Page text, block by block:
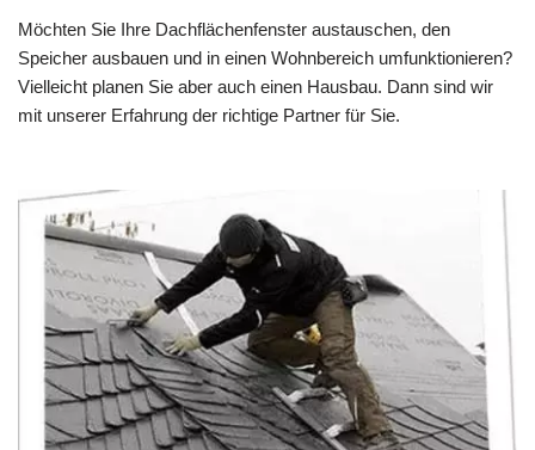
Möchten Sie Ihre Dachflächenfenster austauschen, den
Speicher ausbauen und in einen Wohnbereich umfunktionieren?
Vielleicht planen Sie aber auch einen Hausbau. Dann sind wir
mit unserer Erfahrung der richtige Partner für Sie.